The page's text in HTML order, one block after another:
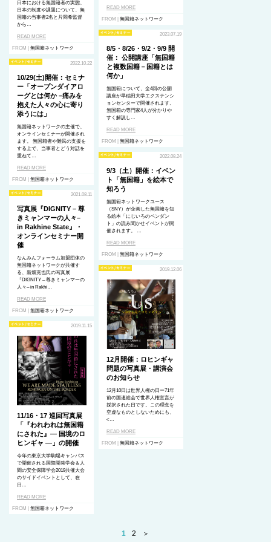
READ MORE
FROM | 無国籍ネットワーク
日本における無国籍者の実態、
日本の制度や課題について、無
国籍の当事者2名と片岡希監督
から…
READ MORE
FROM | 無国籍ネットワーク
2023.07.19
8/5・8/26・9/2・9/9 開
催： 公開講座「無国籍
と複数国籍－国籍とは
何か」
無国籍について、全4回の公開
講座が早稲田大学エクステンシ
ョンセンターで開催されます。
無国籍の専門家4人が分かりや
すく解説し…
READ MORE
FROM | 無国籍ネットワーク
2022.10.22
10/29(土)開催：セミナ
ー「オープンダイアロ
ーグとは何か −痛みを
抱えた人々の心に寄り
添うには」
無国籍ネットワークの主催で、
オンラインセミナーが開催され
ます。 無国籍者や難民の支援を
する上で、当事者とどう対話を
重ねて…
READ MORE
FROM | 無国籍ネットワーク
2022.08.24
9/3（土）開催：イベン
ト「無国籍」を絵本で
知ろう
無国籍ネットワークユース
（SNY）が企画した無国籍を知
る絵本「にじいろのペンダン
ト」の読み聞かせイベントが開
催されます。 …
READ MORE
FROM | 無国籍ネットワーク
2021.08.11
写真展『DIGNITY – 尊
きミャンマーの⼈々–
in Rakhine State』・
オンラインセミナー開
催
なんみんフォーラム加盟団体の
無国籍ネットワークが共催す
る、新畑克也氏の写真展
『DIGNITY – 尊きミャンマーの
⼈々– in Rakhi…
READ MORE
FROM | 無国籍ネットワーク
2019.12.06
12月開催：ロヒンギャ
問題の写真展・講演会
のお知らせ
12月10日は世界人権の日ー71年
前の国連総会で世界人権宣言が
採択された日です。この理念を
空虚なものとしないためにも、
<…
READ MORE
FROM | 無国籍ネットワーク
2019.11.15
11/16・17 巡回写真展
「『われわれは無国籍
にされた』— 国境のロ
ヒンギャ —」の開催
今年の東京大学駒場キャンパス
で開催される国際開発学会＆ 人
間の安全保障学会2019共催大会
のサイドイベントとして、在
日…
READ MORE
FROM | 無国籍ネットワーク
1 2 ＞